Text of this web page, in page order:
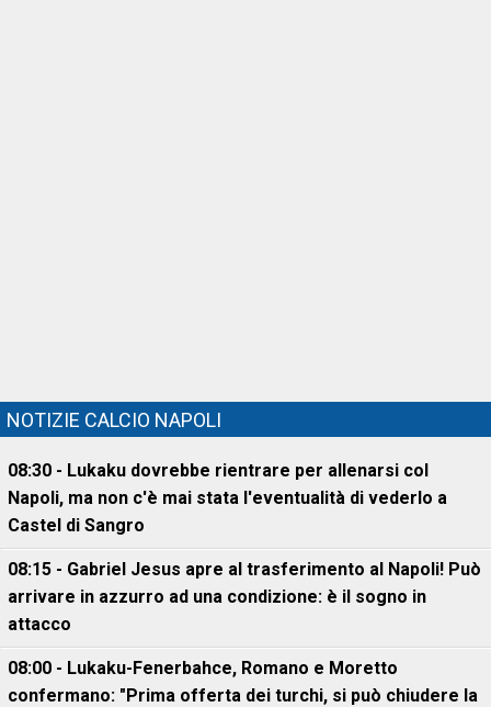
NOTIZIE CALCIO NAPOLI
08:30 - Lukaku dovrebbe rientrare per allenarsi col
Napoli, ma non c'è mai stata l'eventualità di vederlo a
Castel di Sangro
08:15 - Gabriel Jesus apre al trasferimento al Napoli! Può
arrivare in azzurro ad una condizione: è il sogno in
attacco
08:00 - Lukaku-Fenerbahce, Romano e Moretto
confermano: "Prima offerta dei turchi, si può chiudere la